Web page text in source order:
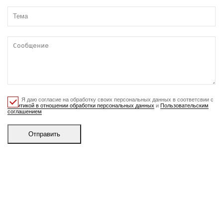
Я даю согласие на обработку своих персональных данных в соответсвии с
Политикой в отношении обработки персональных данных и Пользовательским
соглашением
Отправить